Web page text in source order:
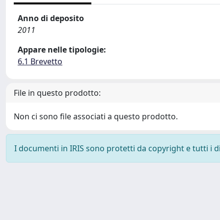
Anno di deposito
2011
Appare nelle tipologie:
6.1 Brevetto
File in questo prodotto:
Non ci sono file associati a questo prodotto.
I documenti in IRIS sono protetti da copyright e tutti i